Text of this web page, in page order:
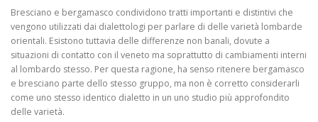
Bresciano e bergamasco condividono tratti importanti e distintivi che
vengono utilizzati dai dialettologi per parlare di delle varietà lombarde
orientali. Esistono tuttavia delle differenze non banali, dovute a
situazioni di contatto con il veneto ma soprattutto di cambiamenti interni
al lombardo stesso. Per questa ragione, ha senso ritenere bergamasco
e bresciano parte dello stesso gruppo, ma non è corretto considerarli
come uno stesso identico dialetto in un uno studio più approfondito
delle varietà.